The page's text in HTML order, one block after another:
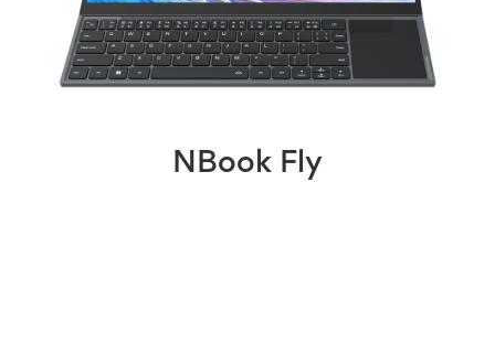
NBook Fly